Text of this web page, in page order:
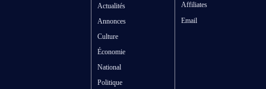
Actualités
Annonces
Culture
Économie
National
Politique
Affiliates
Email